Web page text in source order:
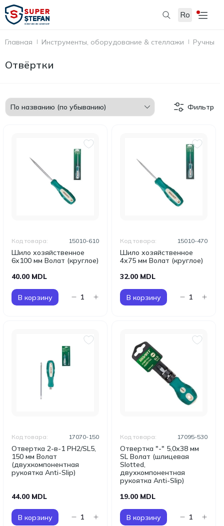
Ro
Главная Инструменты, оборудование & стеллажи Ручные
Отвёртки
Фильтр
Шило хозяйственное
6х100 мм Волат (круглое)
Код товара: 15010-610
40.00 MDL
В корзину
Шило хозяйственное
4х75 мм Волат (круглое)
Код товара: 15010-470
32.00 MDL
В корзину
Отвертка 2-в-1 PH2/SL5,
150 мм Волат
(двухкомпонентная
рукоятка Anti-Slip)
Код товара: 17070-150
44.00 MDL
В корзину
Отвертка "-" 5,0х38 мм
SL Волат (шлицевая
Slotted,
двухкомпонентная
рукоятка Anti-Slip)
Код товара: 17095-530
19.00 MDL
В корзину